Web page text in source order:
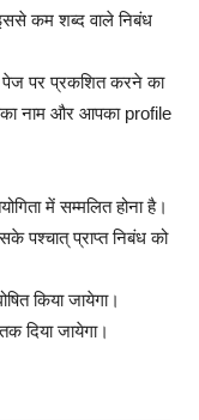
कम शब्द वाले निबंध
पेज पर प्रकशित करने का
नाम और आपका profile
में सम्मलित होना है।
पश्चात् प्राप्त निबंध को
किया जायेगा।
दिया जायेगा।